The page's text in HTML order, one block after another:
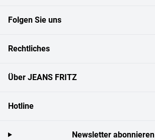
Folgen Sie uns
Rechtliches
Über JEANS FRITZ
Hotline
Newsletter abonnieren